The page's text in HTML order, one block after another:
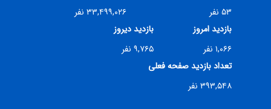
۵۳ نفر
۳۳,۴۹۹,۰۲۶ نفر
بازدید امروز
۱,۰۶۶ نفر
بازدید دیروز
۹,۷۶۵ نفر
تعداد بازدید صفحه فعلی
۳۹۳,۵۴۸ نفر